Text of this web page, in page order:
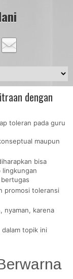
dengan
toleran pada guru
maupun
bisa
lingkungan
promosi toleransi
nyaman, karena
topik ini